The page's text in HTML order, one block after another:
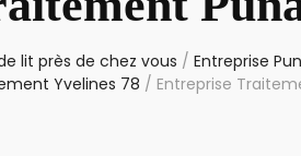
lit près de chez vous / Entreprise
Yvelines 78 / Entreprise